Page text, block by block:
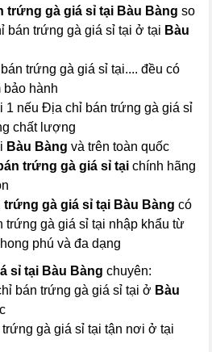
trứng gà giá sỉ tại Bàu Bàng so
bán trứng gà giá sỉ tại ở tại Bàu
trứng gà giá sỉ tại.... đều có
bảo hành
1 nếu Địa chỉ bán trứng gà giá sỉ
chất lượng
Bàu Bàng và trên toàn quốc
trứng gà giá sỉ tại chính hãng
gà giá sỉ tại Bàu Bàng có
trứng gà giá sỉ tại nhập khẩu từ
phú và đa dạng
sỉ tại Bàu Bàngchuyên:
bán trứng gà giá sỉ tại ở Bàu
gà giá sỉ tại tận nơi ở tại